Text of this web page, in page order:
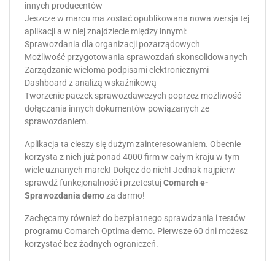
innych producentów
Jeszcze w marcu ma zostać opublikowana nowa wersja tej
aplikacji a w niej znajdziecie między innymi:
Sprawozdania dla organizacji pozarządowych
Możliwość przygotowania sprawozdań skonsolidowanych
Zarządzanie wieloma podpisami elektronicznymi
Dashboard z analizą wskaźnikową
Tworzenie paczek sprawozdawczych poprzez możliwość
dołączania innych dokumentów powiązanych ze
sprawozdaniem.
Aplikacja ta cieszy się dużym zainteresowaniem. Obecnie
korzysta z nich już ponad 4000 firm w całym kraju w tym
wiele uznanych marek! Dołącz do nich! Jednak najpierw
sprawdź funkcjonalność i przetestujComarch e-
Sprawozdania demoza darmo!
Zachęcamy również do bezpłatnego sprawdzania i testów
programu Comarch Optima demo. Pierwsze 60 dni możesz
korzystać bez żadnych ograniczeń.